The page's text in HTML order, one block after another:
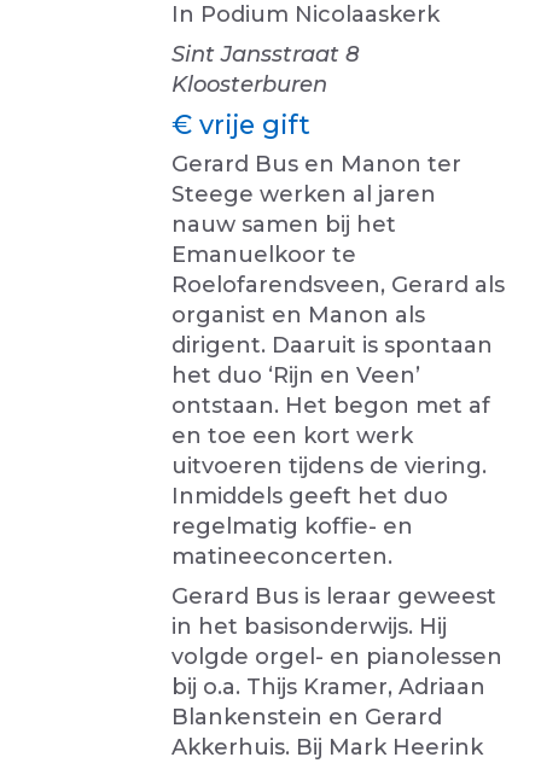
In Podium Nicolaaskerk
Sint Jansstraat 8
Kloosterburen
€ vrije gift
Gerard Bus en Manon ter
Steege werken al jaren
nauw samen bij het
Emanuelkoor te
Roelofarendsveen, Gerard als
organist en Manon als
dirigent. Daaruit is spontaan
het duo ‘Rijn en Veen’
ontstaan. Het begon met af
en toe een kort werk
uitvoeren tijdens de viering.
Inmiddels geeft het duo
regelmatig koffie- en
matineeconcerten.
Gerard Bus is leraar geweest
in het basisonderwijs. Hij
volgde orgel- en pianolessen
bij o.a. Thijs Kramer, Adriaan
Blankenstein en Gerard
Akkerhuis. Bij Mark Heerink